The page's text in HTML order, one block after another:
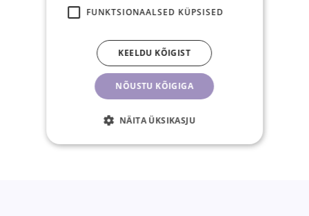
tööpäeval
30-päevane
tagastusõigus
FUNKTSIONAALSED KÜPSISED
NÕUSTU KÕIGIGA
KEELDU KÕIGIST
NÄITA ÜKSIKASJU